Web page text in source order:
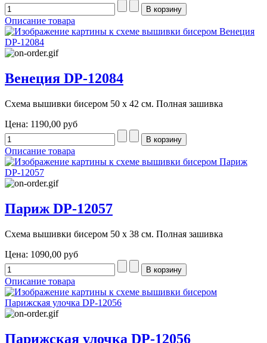
Описание товара
Венеция DP-12084
Схема вышивки бисером 50 х 42 см. Полная зашивка
Цена: 1190,00 руб
Описание товара
Париж DP-12057
Схема вышивки бисером 50 х 38 см. Полная зашивка
Цена: 1090,00 руб
Описание товара
Парижская улочка DP-12056